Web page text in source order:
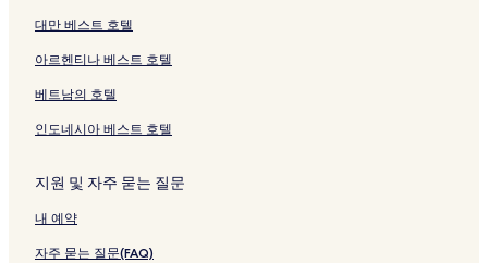
지
여
링
크
지
여
링
크
크
대만 베스트 호텔
아르헨티나 베스트 호텔
베트남의 호텔
인도네시아 베스트 호텔
지원 및 자주 묻는 질문
내 예약
자주 묻는 질문(FAQ)